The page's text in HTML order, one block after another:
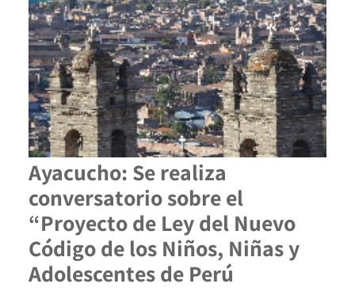
Ayacucho: Se realiza
conversatorio sobre el
“Proyecto de Ley del Nuevo
Código de los Niños, Niñas y
Adolescentes de Perú